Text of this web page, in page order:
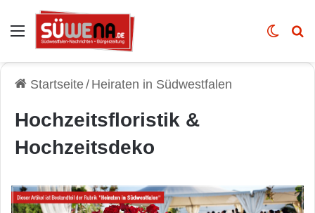
Auswahl Skin
Startseite/ Heiraten in Südwestfalen
Hochzeitsfloristik &
Hochzeitsdeko